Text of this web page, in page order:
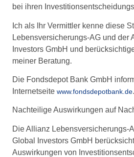
bei ihren
Ich als Ihr Vermittler kenne diese
Lebensversicherungs-AG und der
Investors GmbH und
meiner Beratung.
Die Fondsdepot Bank GmbH
Internetseite www.fondsdepotbank.de.
Nachteilige Auswirkungen auf
Die Allianz Lebensversicherungs-
Global Investors GmbH
Auswirkungen von